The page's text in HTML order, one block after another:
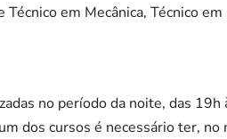
Técnico em Mecânica, Técnico
no período da noite, das
dos cursos é necessário ter,